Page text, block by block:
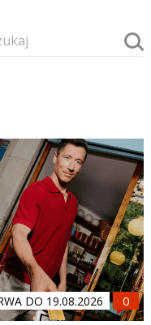
DO 19.08.2026